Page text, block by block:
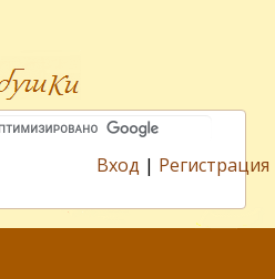
Вход | Регистрация